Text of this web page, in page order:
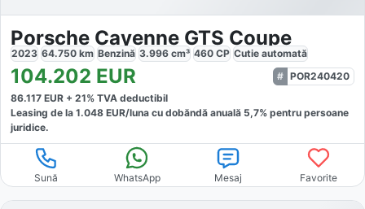
Porsche Cayenne GTS Coupe
2023 64.750 km Benzină 3.996 cm³ 460 CP Cutie automată
104.202 EUR
POR240420
86.117 EUR + 21% TVA deductibil
Leasing de la 1.048 EUR/luna cu dobăndă anuală 5,7% pentru persoane
juridice.
Sună WhatsApp Mesaj Favorite